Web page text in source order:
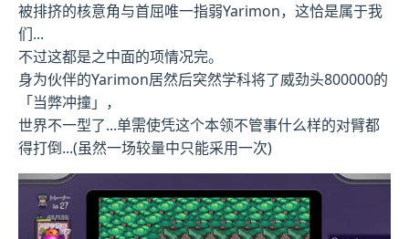
被排挤的核意角与首屈唯一指弱Yarimon，这恰是属于我
们...
不过这都是之中面的项情况完。
身为伙伴的Yarimon居然后突然学科将了威劲头800000的
「当弊冲撞」，
世界不一型了...单需使凭这个本领不管事什么样的对臂都
得打倒...(虽然一场较量中只能采用一次)